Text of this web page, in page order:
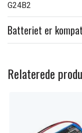
G24B2
Batteriet er
Relaterede